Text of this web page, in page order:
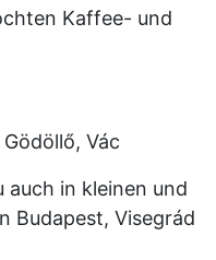
Kaffee- und
Vác
in kleinen und
Budapest, Visegrád